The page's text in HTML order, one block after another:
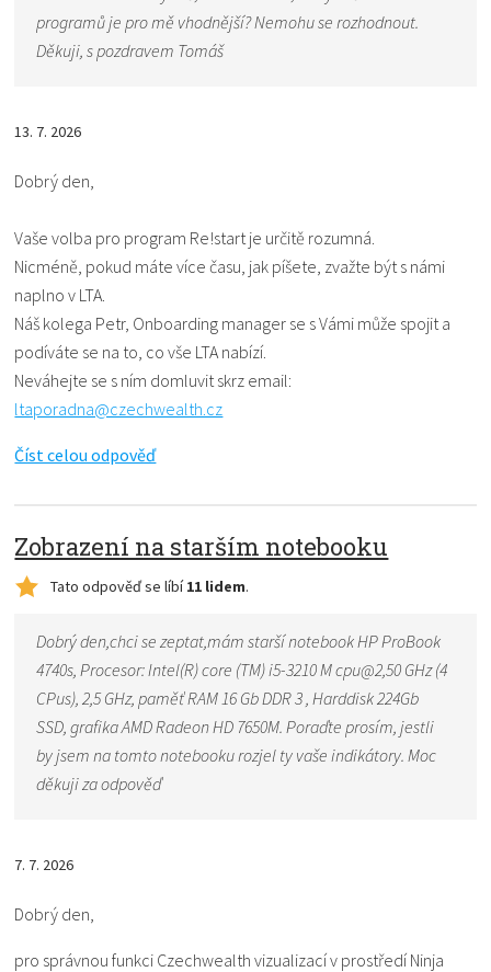
programů je pro mě vhodnější? Nemohu se rozhodnout.
Děkuji, s pozdravem Tomáš
13. 7. 2026
Dobrý den,
Vaše volba pro program Re!start je určitě rozumná.
Nicméně, pokud máte více času, jak píšete, zvažte být s námi
naplno v LTA.
Náš kolega Petr, Onboarding manager se s Vámi může spojit a
podíváte se na to, co vše LTA nabízí.
Neváhejte se s ním domluvit skrz email:
ltaporadna@czechwealth.cz
Číst celou odpověď
Tato odpověď se líbí11 lidem.
Zobrazení na starším notebooku
Dobrý den,chci se zeptat,mám starší notebook HP ProBook
4740s, Procesor: Intel(R) core (TM) i5-3210 M cpu@2,50 GHz (4
CPus), 2,5 GHz, paměť RAM 16 Gb DDR 3 , Harddisk 224Gb
SSD, grafika AMD Radeon HD 7650M. Poraďte prosím, jestli
by jsem na tomto notebooku rozjel ty vaše indikátory. Moc
děkuji za odpověď
7. 7. 2026
Dobrý den,
pro správnou funkci Czechwealth vizualizací v prostředí Ninja